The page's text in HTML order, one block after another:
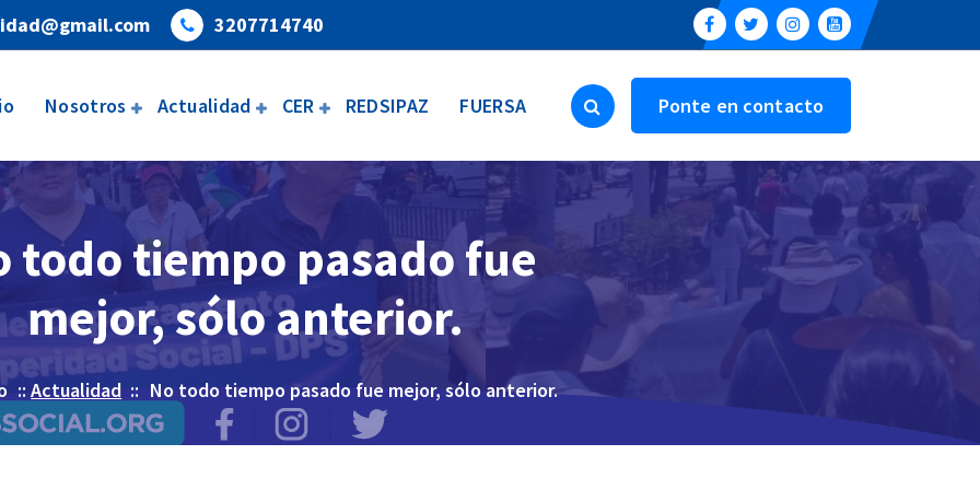
3207714740
Nosotros Actualidad CER REDSIPAZ FUERSA Ponte en contacto
todo tiempo pasado fue
mejor, sólo anterior.
::Actualidad :: No todo tiempo pasado fue mejor, sólo anterior.